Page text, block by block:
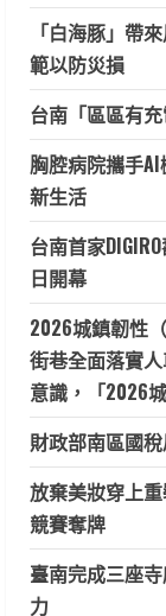
「白海豚」帶
範以防災損
台南「區區有
胸腔病院攜手
新生活
台南首家
日開幕
2026城鎮韌性
街巷全面落實
意識，「2026
財政部南區國
放棄美妝穿上
競賽奪牌
臺南完成三座
力